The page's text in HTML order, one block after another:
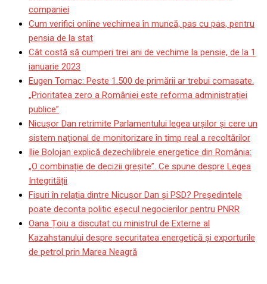
companiei
Cum verifici online vechimea în muncă, pas cu pas, pentru
pensia de la stat
Cât costă să cumperi trei ani de vechime la pensie, de la 1
ianuarie 2023
Eugen Tomac: Peste 1.500 de primării ar trebui comasate.
„Prioritatea zero a României este reforma administrației
publice”
Nicușor Dan retrimite Parlamentului legea urșilor și cere un
sistem național de monitorizare în timp real a recoltărilor
Ilie Bolojan explică dezechilibrele energetice din România:
„O combinație de decizii greșite”. Ce spune despre Legea
Integrității
Fisuri în relația dintre Nicușor Dan și PSD? Președintele
poate deconta politic eșecul negocierilor pentru PNRR
Oana Țoiu a discutat cu ministrul de Externe al
Kazahstanului despre securitatea energetică și exporturile
de petrol prin Marea Neagră